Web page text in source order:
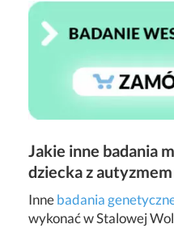
Jakie inne badania
dziecka z
Innebadania
wykonać w Stalowej